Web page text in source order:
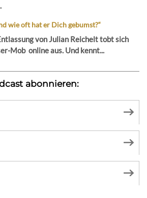
wie oft hat er Dich gebumst?“
von Julian Reichelt tobt sich
Mob online aus. Und kennt...
abonnieren: